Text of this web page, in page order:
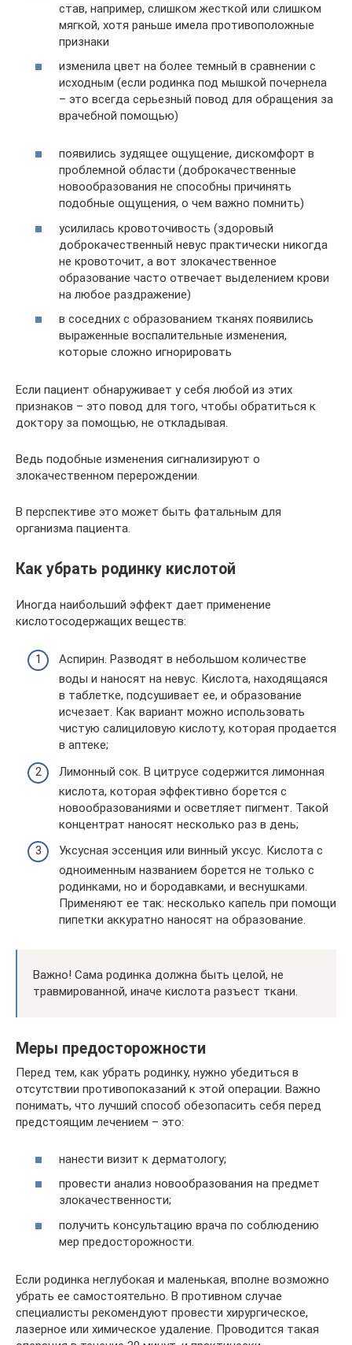
став, например, слишком жесткой или слишком
мягкой, хотя раньше имела противоположные
признаки
изменила цвет на более темный в сравнении с
исходным (если родинка под мышкой почернела
– это всегда серьезный повод для обращения за
врачебной помощью)
появились зудящее ощущение, дискомфорт в
проблемной области (доброкачественные
новообразования не способны причинять
подобные ощущения, о чем важно помнить)
усилилась кровоточивость (здоровый
доброкачественный невус практически никогда
не кровоточит, а вот злокачественное
образование часто отвечает выделением крови
на любое раздражение)
в соседних с образованием тканях появились
выраженные воспалительные изменения,
которые сложно игнорировать
Если пациент обнаруживает у себя любой из этих
признаков – это повод для того, чтобы обратиться к
доктору за помощью, не откладывая.
Ведь подобные изменения сигнализируют о
злокачественном перерождении.
В перспективе это может быть фатальным для
организма пациента.
Как убрать родинку кислотой
Иногда наибольший эффект дает применение
кислотосодержащих веществ:
Аспирин. Разводят в небольшом количестве
воды и наносят на невус. Кислота, находящаяся
в таблетке, подсушивает ее, и образование
исчезает. Как вариант можно использовать
чистую салициловую кислоту, которая продается
в аптеке;
Лимонный сок. В цитрусе содержится лимонная
кислота, которая эффективно борется с
новообразованиями и осветляет пигмент. Такой
концентрат наносят несколько раз в день;
Уксусная эссенция или винный уксус. Кислота с
одноименным названием борется не только с
родинками, но и бородавками, и веснушками.
Применяют ее так: несколько капель при помощи
пипетки аккуратно наносят на образование.
Важно! Сама родинка должна быть целой, не
травмированной, иначе кислота разъест ткани.
Меры предосторожности
Перед тем, как убрать родинку, нужно убедиться в
отсутствии противопоказаний к этой операции. Важно
понимать, что лучший способ обезопасить себя перед
предстоящим лечением – это:
нанести визит к дерматологу;
провести анализ новообразования на предмет
злокачественности;
получить консультацию врача по соблюдению
мер предосторожности.
Если родинка неглубокая и маленькая, вполне возможно
убрать ее самостоятельно. В противном случае
специалисты рекомендуют провести хирургическое,
лазерное или химическое удаление. Проводится такая